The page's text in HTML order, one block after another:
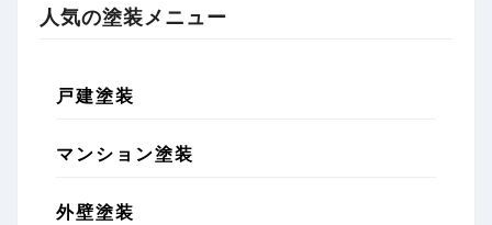
人気の塗装メニュー
戸建塗装
マンション塗装
外壁塗装